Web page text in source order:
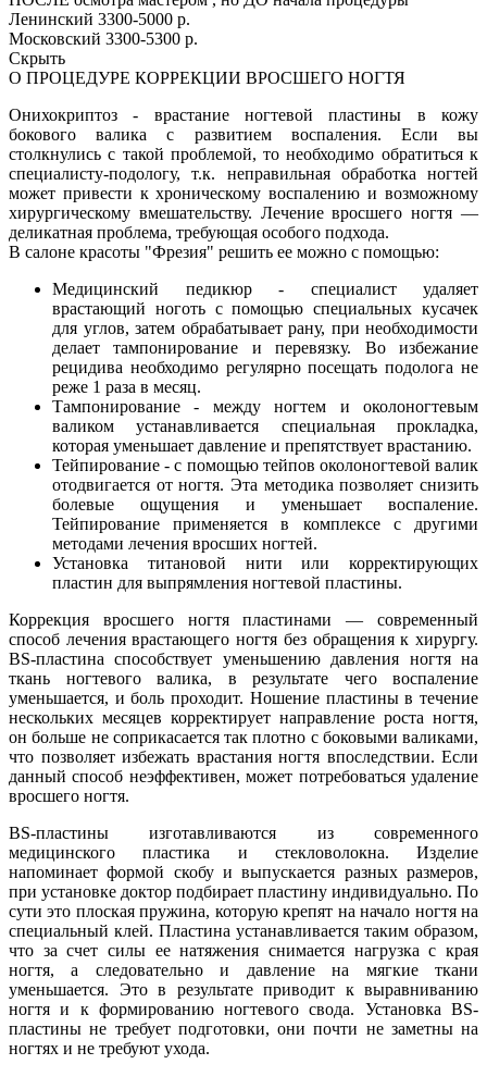
Ленинский 3300-5000 р.
Московский 3300-5300 р.
Скрыть
О ПРОЦЕДУРЕ КОРРЕКЦИИ ВРОСШЕГО НОГТЯ
Онихокриптоз - врастание ногтевой пластины в кожу
бокового валика с развитием воспаления. Если вы
столкнулись с такой проблемой, то необходимо обратиться к
специалисту-подологу, т.к. неправильная обработка ногтей
может привести к хроническому воспалению и возможному
хирургическому вмешательству. Лечение вросшего ногтя —
деликатная проблема, требующая особого подхода.
В салоне красоты "Фрезия" решить ее можно с помощью:
Медицинский педикюр - специалист удаляет
врастающий ноготь с помощью специальных кусачек
для углов, затем обрабатывает рану, при необходимости
делает тампонирование и перевязку. Во избежание
рецидива необходимо регулярно посещать подолога не
реже 1 раза в месяц.
Тампонирование - между ногтем и околоногтевым
валиком устанавливается специальная прокладка,
которая уменьшает давление и препятствует врастанию.
Тейпирование - с помощью тейпов околоногтевой валик
отодвигается от ногтя. Эта методика позволяет снизить
болевые ощущения и уменьшает воспаление.
Тейпирование применяется в комплексе с другими
методами лечения вросших ногтей.
Установка титановой нити или корректирующих
пластин для выпрямления ногтевой пластины.
Коррекция вросшего ногтя пластинами — современный
способ лечения врастающего ногтя без обращения к хирургу.
BS-пластина способствует уменьшению давления ногтя на
ткань ногтевого валика, в результате чего воспаление
уменьшается, и боль проходит. Ношение пластины в течение
нескольких месяцев корректирует направление роста ногтя,
он больше не соприкасается так плотно с боковыми валиками,
что позволяет избежать врастания ногтя впоследствии. Если
данный способ неэффективен, может потребоваться удаление
вросшего ногтя.
BS-пластины изготавливаются из современного
медицинского пластика и стекловолокна. Изделие
напоминает формой скобу и выпускается разных размеров,
при установке доктор подбирает пластину индивидуально. По
сути это плоская пружина, которую крепят на начало ногтя на
специальный клей. Пластина устанавливается таким образом,
что за счет силы ее натяжения снимается нагрузка с края
ногтя, а следовательно и давление на мягкие ткани
уменьшается. Это в результате приводит к выравниванию
ногтя и к формированию ногтевого свода. Установка BS-
пластины не требует подготовки, они почти не заметны на
ногтях и не требуют ухода.